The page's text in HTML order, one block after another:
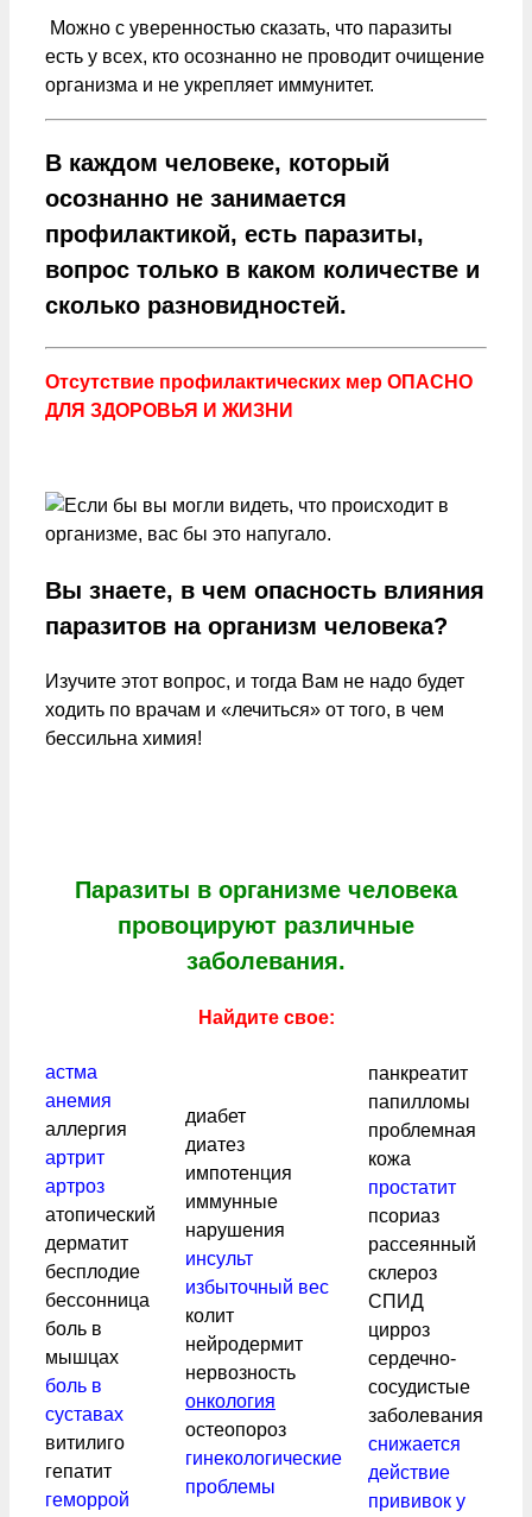
Можно с уверенностью сказать, что паразиты
есть у всех, кто осознанно не проводит очищение
организма и не укрепляет иммунитет.
В каждом человеке, который
осознанно не занимается
профилактикой, есть паразиты,
вопрос только в каком количестве и
сколько разновидностей.
Отсутствие профилактических мер ОПАСНО
ДЛЯ ЗДОРОВЬЯ И ЖИЗНИ
Вы знаете, в чем опасность влияния
паразитов на организм человека?
Изучите этот вопрос, и тогда Вам не надо будет
ходить по врачам и «лечиться» от того, в чем
бессильна химия!
Паразиты в организме человека
провоцируют различные
заболевания.
Найдите свое:
астма
анемия
аллергия
артрит
артроз
атопический
дерматит
бесплодие
бессонница
боль в
мышцах
боль в
суставах
витилиго
гепатит
геморрой
диабет
диатез
импотенция
иммунные
нарушения
инсульт
избыточный вес
колит
нейродермит
нервозность
онкология
остеопороз
гинекологические
проблемы
панкреатит
папилломы
проблемная
кожа
простатит
псориаз
рассеянный
склероз
СПИД
цирроз
сердечно-
сосудистые
заболевания
снижается
действие
прививок у